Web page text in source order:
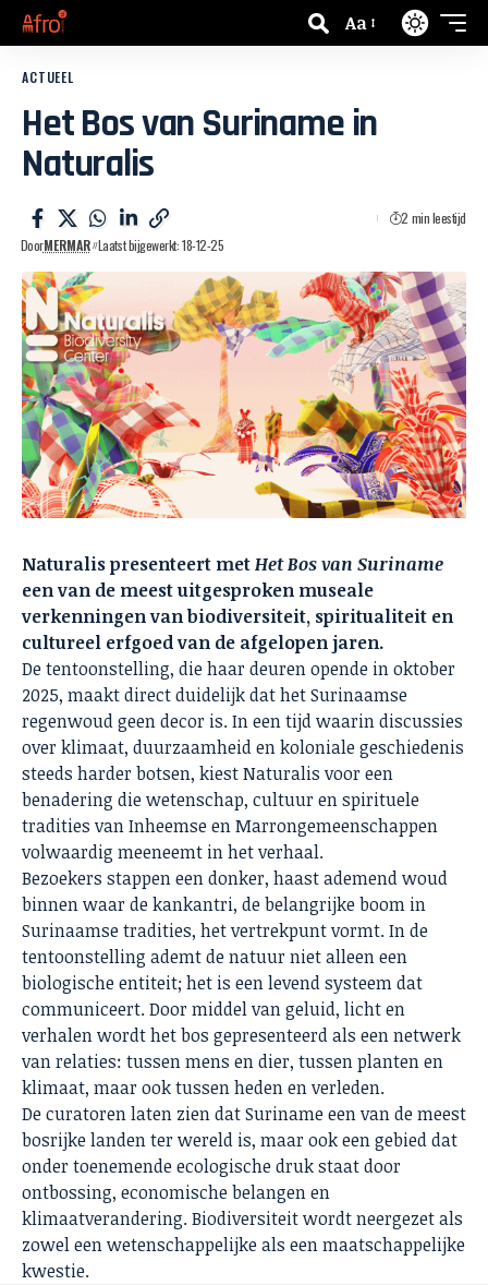
Aa
ACTUEEL
Het Bos van Suriname in
Naturalis
DoorMERMAR Laatst bijgewerkt: 18-12-25
2 min leestijd
Naturalis presenteert metHet Bos van Suriname
een van de meest uitgesproken museale
verkenningen van biodiversiteit, spiritualiteit en
cultureel erfgoed van de afgelopen jaren.
De tentoonstelling, die haar deuren opende in oktober
2025, maakt direct duidelijk dat het Surinaamse
regenwoud geen decor is. In een tijd waarin discussies
over klimaat, duurzaamheid en koloniale geschiedenis
steeds harder botsen, kiest Naturalis voor een
benadering die wetenschap, cultuur en spirituele
tradities van Inheemse en Marrongemeenschappen
volwaardig meeneemt in het verhaal.
Bezoekers stappen een donker, haast ademend woud
binnen waar de kankantri, de belangrijke boom in
Surinaamse tradities, het vertrekpunt vormt. In de
tentoonstelling ademt de natuur niet alleen een
biologische entiteit; het is een levend systeem dat
communiceert. Door middel van geluid, licht en
verhalen wordt het bos gepresenteerd als een netwerk
van relaties: tussen mens en dier, tussen planten en
klimaat, maar ook tussen heden en verleden.
De curatoren laten zien dat Suriname een van de meest
bosrijke landen ter wereld is, maar ook een gebied dat
onder toenemende ecologische druk staat door
ontbossing, economische belangen en
klimaatverandering. Biodiversiteit wordt neergezet als
zowel een wetenschappelijke als een maatschappelijke
kwestie.